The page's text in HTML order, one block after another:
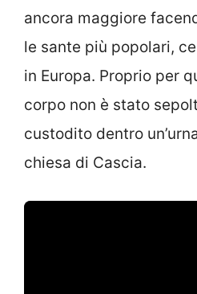
ancora maggiore
le sante più popolari,
in Europa. Proprio per
corpo non è stato
custodito dentro
chiesa di Cascia.